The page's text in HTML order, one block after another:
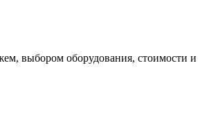
выбором оборудования, стоимости и